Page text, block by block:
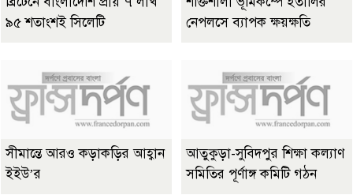
৯৫ শতাংশই সিলেটি
নেপলসে ব্যাপক ক্ষয়ক্ষতি
সীমান্তে আরও কড়াকড়ির আহ্বান
ইইউ’র
আতুকুড়া-সুবিদপুর শিক্ষা কল্যাণ
সমিতির পূর্ণাঙ্গ কমিটি গঠন